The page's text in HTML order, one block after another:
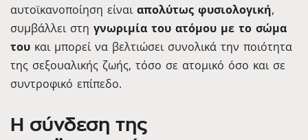
αυτοϊκανοποίηση είναι απολύτως φυσιολογική,
συμβάλλει στη γνωριμία του ατόμου με το σώμα
του και μπορεί να βελτιώσει συνολικά την ποιότητα
της σεξουαλικής ζωής, τόσο σε ατομικό όσο και σε
συντροφικό επίπεδο.
Η σύνδεση της